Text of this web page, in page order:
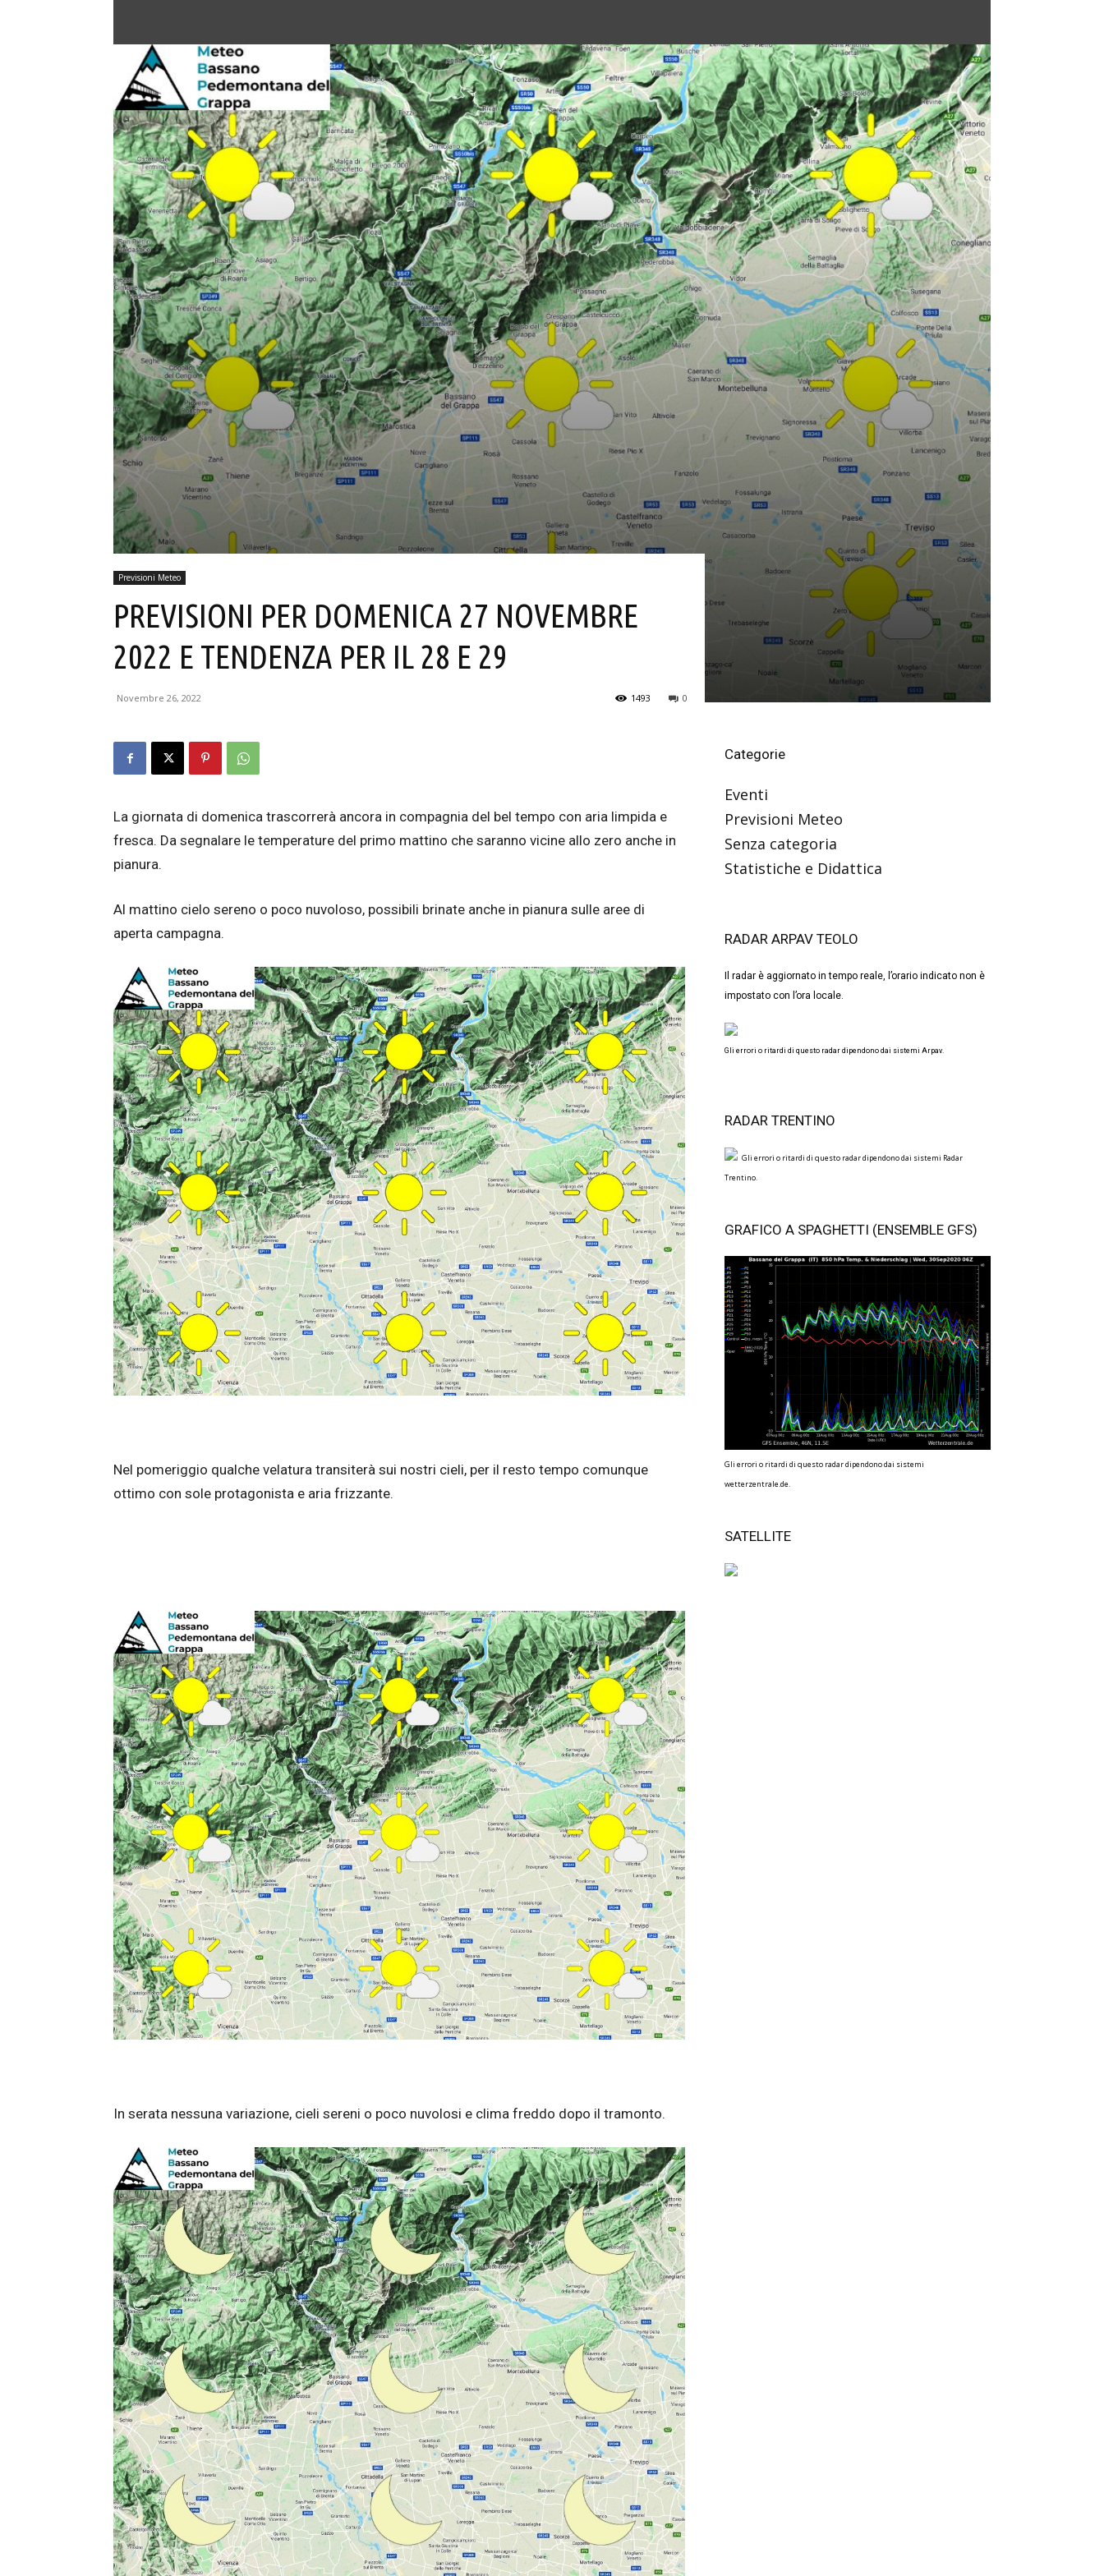
Previsioni Meteo
PREVISIONI PER DOMENICA 27 NOVEMBRE
2022 E TENDENZA PER IL 28 E 29
Novembre 26, 2022 0
1493
La giornata di domenica trascorrerà ancora in compagnia del bel tempo con aria limpida e
fresca. Da segnalare le temperature del primo mattino che saranno vicine allo zero anche in
pianura.
Al mattino cielo sereno o poco nuvoloso, possibili brinate anche in pianura sulle aree di
aperta campagna.
Nel pomeriggio qualche velatura transiterà sui nostri cieli, per il resto tempo comunque
ottimo con sole protagonista e aria frizzante.
In serata nessuna variazione, cieli sereni o poco nuvolosi e clima freddo dopo il tramonto.
Categorie
Eventi
Previsioni Meteo
Senza categoria
Statistiche e Didattica
RADAR ARPAV TEOLO
Il radar è aggiornato in tempo reale, l’orario indicato non è
impostato con l’ora locale.
Gli errori o ritardi di questo radar dipendono dai sistemi Arpav.
RADAR TRENTINO
Gli errori o ritardi di questo radar dipendono dai sistemi Radar
Trentino.
GRAFICO A SPAGHETTI (ENSEMBLE GFS)
Gli errori o ritardi di questo radar dipendono dai sistemi
wetterzentrale.de.
SATELLITE